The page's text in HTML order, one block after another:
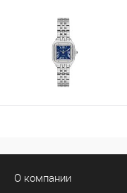
О компании